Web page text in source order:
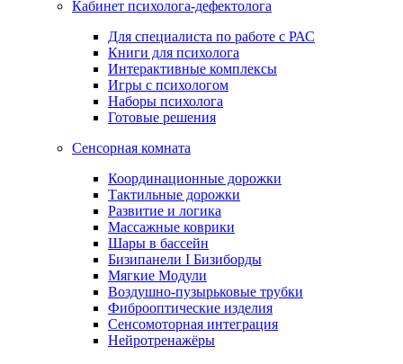
Кабинет психолога-дефектолога
Для специалиста по работе с РАС
Книги для психолога
Интерактивные комплексы
Игры с психологом
Наборы психолога
Готовые решения
Сенсорная комната
Координационные дорожки
Тактильные дорожки
Развитие и логика
Массажные коврики
Шары в бассейн
Бизипанели I Бизиборды
Мягкие Модули
Воздушно-пузырьковые трубки
Фиброоптические изделия
Сенсомоторная интеграция
Нейротренажёры